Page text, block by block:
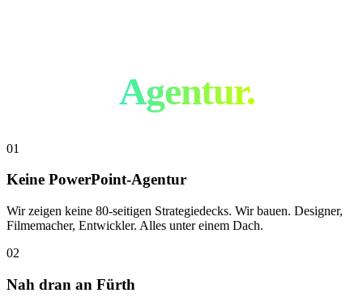
Agentur.
01
Keine PowerPoint-Agentur
Wir zeigen keine 80-seitigen Strategiedecks. Wir bauen. Designer,
Filmemacher, Entwickler. Alles unter einem Dach.
02
Nah dran an Fürth